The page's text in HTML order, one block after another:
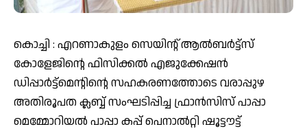
കൊച്ചി : എറണാകുളം സെയിന്റ് ആൽബർട്ട്സ്
കോളേജിന്റെ ഫിസിക്കൽ എജുക്കേഷൻ
ഡിപ്പാർട്ട്മെന്റിന്റെ സഹകരണത്തോടെ വരാപ്പുഴ
അതിരൂപത ക്ലബ്ബ് സംഘടിപ്പിച്ച ഫ്രാൻസിസ് പാപ്പാ
മെമ്മോറിയൽ പാപ്പാ കപ്പ് പെനാൽറ്റി ഷൂട്ടൗട്ട്